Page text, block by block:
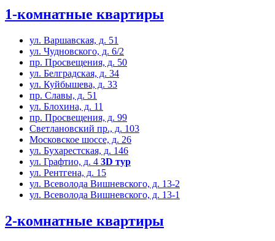
1-комнатные квартиры
ул. Варшавская, д. 51
ул. Чудновского, д. 6/2
пр. Просвещения, д. 50
ул. Белградская, д. 34
ул. Куйбышева, д. 33
пр. Славы, д. 51
ул. Блохина, д. 11
пр. Просвещения, д. 99
Светлановский пр., д. 103
Московское шоссе, д. 26
ул. Бухарестская, д. 146
ул. Графтио, д. 4 3D тур
ул. Рентгена, д. 15
ул. Всеволода Вишневского, д. 13-2
ул. Всеволода Вишневского, д. 13-1
2-комнатные квартиры